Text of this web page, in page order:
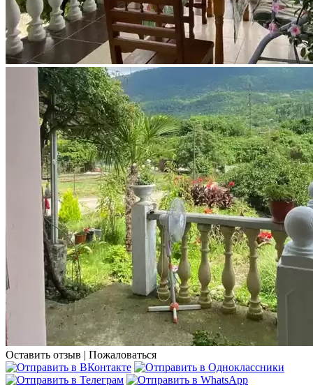
Оставить отзыв | Пожаловаться